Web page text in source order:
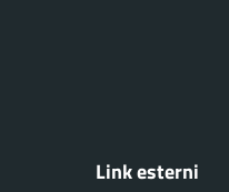
Link esterni